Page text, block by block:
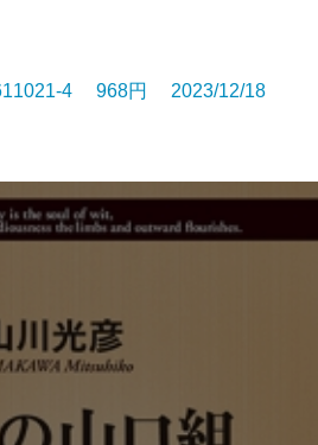
4 968円 2023/12/18